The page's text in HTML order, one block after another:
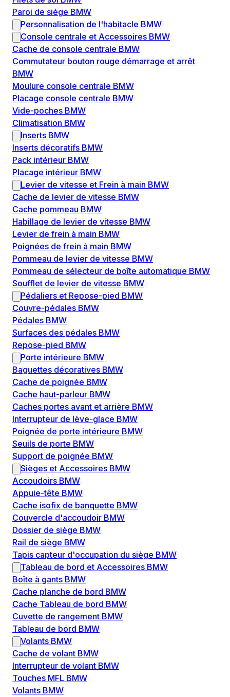
Paroi de siège BMW
Personnalisation de l'habitacle BMW
Console centrale et Accessoires BMW
Cache de console centrale BMW
Commutateur bouton rouge démarrage et arrêt
BMW
Moulure console centrale BMW
Placage console centrale BMW
Vide-poches BMW
Climatisation BMW
Inserts BMW
Inserts décoratifs BMW
Pack intérieur BMW
Placage intérieur BMW
Levier de vitesse et Frein à main BMW
Cache de levier de vitesse BMW
Cache pommeau BMW
Habillage de levier de vitesse BMW
Levier de frein à main BMW
Poignées de frein à main BMW
Pommeau de levier de vitesse BMW
Pommeau de sélecteur de boîte automatique BMW
Soufflet de levier de vitesse BMW
Pédaliers et Repose-pied BMW
Couvre-pédales BMW
Pédales BMW
Surfaces des pédales BMW
Repose-pied BMW
Porte intérieure BMW
Baguettes décoratives BMW
Cache de poignée BMW
Cache haut-parleur BMW
Caches portes avant et arrière BMW
Interrupteur de lève-glace BMW
Poignée de porte intérieure BMW
Seuils de porte BMW
Support de poignée BMW
Sièges et Accessoires BMW
Accoudoirs BMW
Appuie-tête BMW
Cache isofix de banquette BMW
Couvercle d'accoudoir BMW
Dossier de siège BMW
Rail de siège BMW
Tapis capteur d'occupation du siège BMW
Tableau de bord et Accessoires BMW
Boîte à gants BMW
Cache planche de bord BMW
Cache Tableau de bord BMW
Cuvette de rangement BMW
Tableau de bord BMW
Volants BMW
Cache de volant BMW
Interrupteur de volant BMW
Touches MFL BMW
Volants BMW